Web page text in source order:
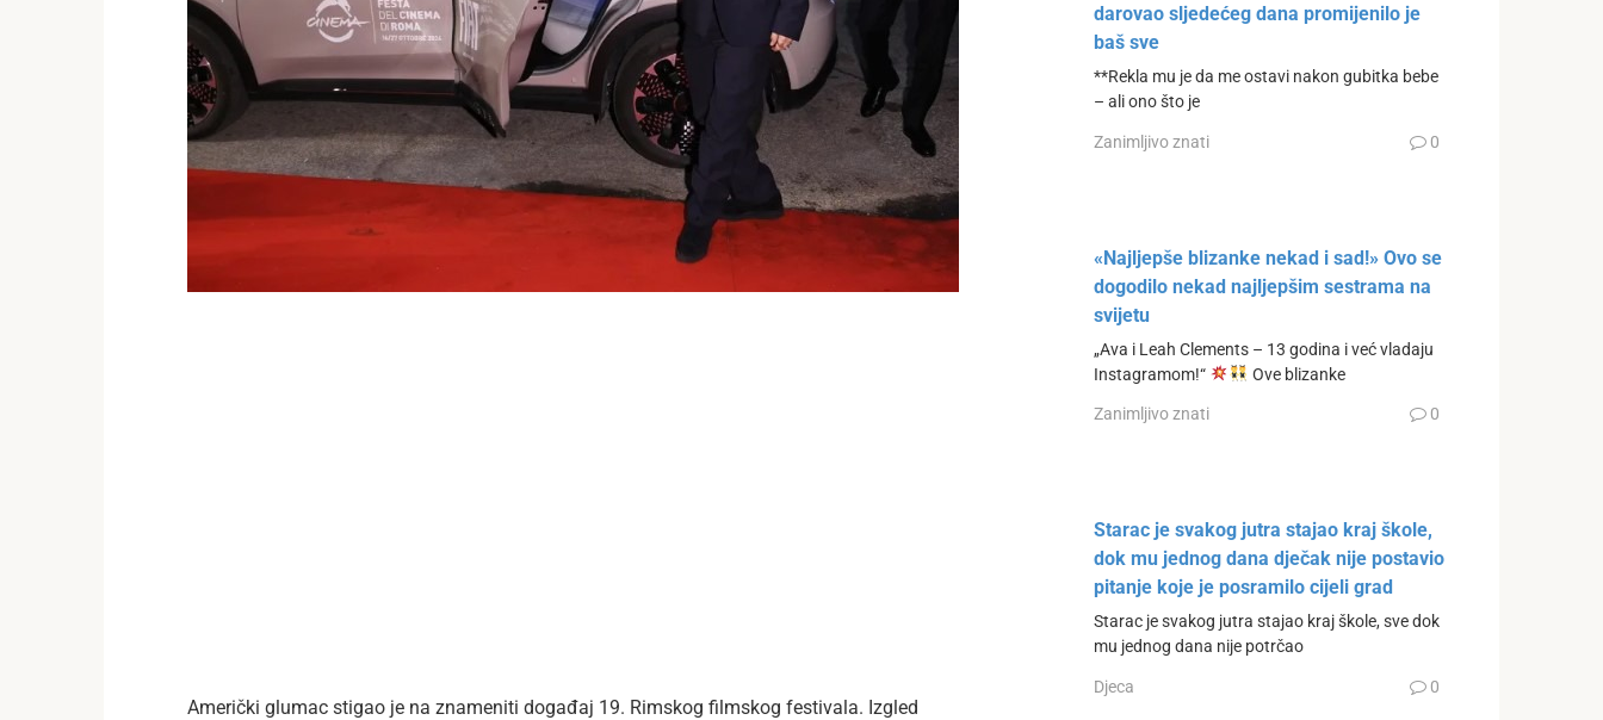
Američki glumac stigao je na znameniti događaj 19. Rimskog filmskog festivala. Izgled
darovao sljedećeg dana promijenilo je
baš sve
**Rekla mu je da me ostavi nakon gubitka bebe
– ali ono što je
Zanimljivo znati 0
«Najljepše blizanke nekad i sad!» Ovo se
dogodilo nekad najljepšim sestrama na
svijetu
„Ava i Leah Clements – 13 godina i već vladaju
Instagramom!“
Ove blizanke
Zanimljivo znati 0
Starac je svakog jutra stajao kraj škole,
dok mu jednog dana dječak nije postavio
pitanje koje je posramilo cijeli grad
Starac je svakog jutra stajao kraj škole, sve dok
mu jednog dana nije potrčao
Djeca 0